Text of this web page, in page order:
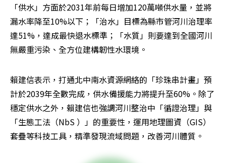
「供水」方面於2031年前每日增加120萬噸供水量，並將
漏水率降至10%以下；「治水」目標為縣市管河川治理率
達51%，達成最快退水標準；「水質」則要達到全國河川
無嚴重污染、全方位建構韌性水環境。
賴建信表示，打通北中南水資源網絡的「珍珠串計畫」預
計於2039年全數完成，供水備援能力將提升至60%。除了
穩定供水之外，賴建信也強調河川整治中「循證治理」與
「生態工法（NbS ）」的重要性，運用地理圖資（GIS）
套疊等科技工具，精準發現流域問題，改善河川體質。